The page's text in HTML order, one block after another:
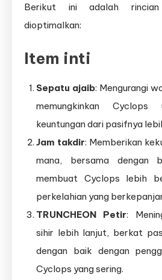
Berikut ini adalah rincian
dioptimalkan:
Item inti
Sepatu ajaib: Mengurangi
memungkinkan Cyclops
keuntungan dari pasifnya
Jam takdir: Memberikan
mana, bersama dengan
membuat Cyclops lebih
perkelahian yang
TRUNCHEON Petir:
sihir lebih lanjut, berkat
dengan baik dengan
Cyclops yang sering.